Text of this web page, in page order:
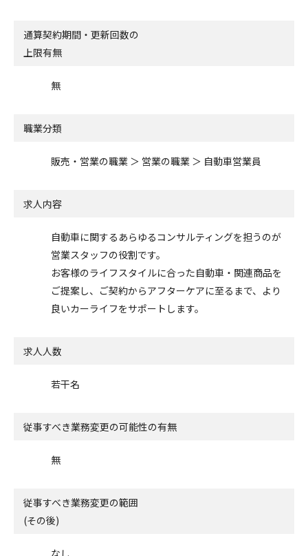
通算契約期間・更新回数の
上限有無
無
職業分類
販売・営業の職業 ＞ 営業の職業 ＞ 自動車営業員
求人内容
自動車に関するあらゆるコンサルティングを担うのが
営業スタッフの役割です。
お客様のライフスタイルに合った自動車・関連商品を
ご提案し、ご契約からアフターケアに至るまで、より
良いカーライフをサポートします。
求人人数
若干名
従事すべき業務変更の可能性の有無
無
従事すべき業務変更の範囲
(その後)
なし